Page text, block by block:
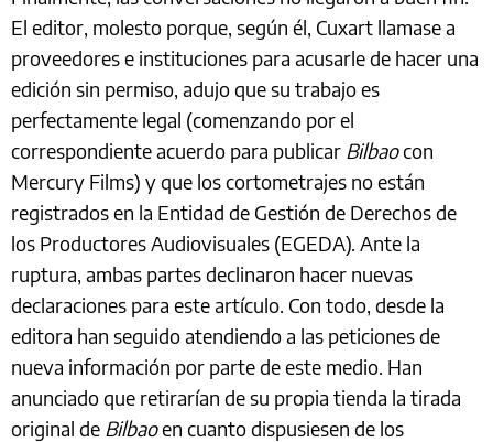
El editor, molesto porque, según él, Cuxart llamase a
proveedores e instituciones para acusarle de hacer una
edición sin permiso, adujo que su trabajo es
perfectamente legal (comenzando por el
correspondiente acuerdo para publicar Bilbaocon
Mercury Films) y que los cortometrajes no están
registrados en la Entidad de Gestión de Derechos de
los Productores Audiovisuales (EGEDA). Ante la
ruptura, ambas partes declinaron hacer nuevas
declaraciones para este artículo. Con todo, desde la
editora han seguido atendiendo a las peticiones de
nueva información por parte de este medio. Han
anunciado que retirarían de su propia tienda la tirada
original de Bilbaoen cuanto dispusiesen de los